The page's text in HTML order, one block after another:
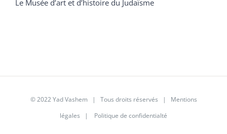
Le Musée d’art et d’histoire du Judaïsme
© 2022 Yad Vashem | Tous droits réservés | Mentions
légales | Politique de confidentialté